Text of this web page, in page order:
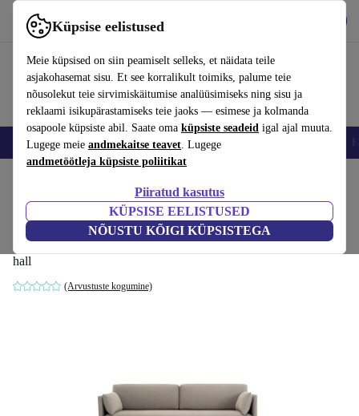
Küpsise eelistused
Meie küpsised on siin peamiselt selleks, et näidata teile
asjakohasemat sisu. Et see korralikult toimiks, palume teie
nõusolekut teie sirvimiskäitumise analüüsimiseks ning sisu ja
reklaami isikupärastamiseks teie jaoks — esimese ja kolmanda
osapoole küpsiste abil. Saate oma küpsiste seadeid igal ajal muuta.
Lugege meie andmekaitse teavet. Lugege
andmetöötleja küpsiste poliitikat
Piiratud kasutus
KÜPSISE EELISTUSED
NÕUSTU KÕIGI KÜPSISTEGA
Kasuta rakendust refurbed kiirelt ja lihtsalt
Nutitelefoni Sülearvutid Tahvelarvutid Nutikellad
Chill by SLS voodiga diivan 3-kohaline
Forest Mole
hall
(Arvustuste kogumine)